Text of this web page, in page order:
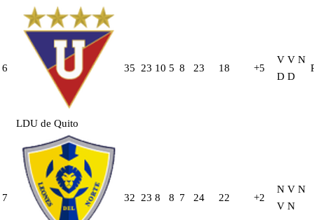
6
LDU de Quito
35 23 10 5 8 23 18 +5
V V N
D D
7 32 23 8 8 7 24 22 +2
N V N
V N